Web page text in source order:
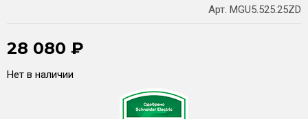
Арт. MGU5.525.25ZD
28 080 ₽
Нет в наличии